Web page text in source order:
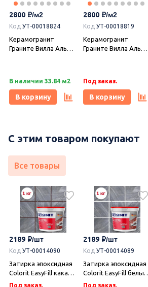
2800
Код УТ-00018824
Керамогранит
Граните Вилла Альба
Idalgo (Идальго)
В наличии 33.84 м2
В корзину
2800
Код УТ-00018819
Керамогранит
Граните Вилла Альба
Idalgo (Идальго)
Под заказ.
В корзину
С этим товаром покупают
Все товары
2189
Код УТ-00014090
Затирка эпоксидная
Colorit EasyFill какао 1
кг, Плитонит
Под заказ.
2189
Код УТ-00014089
Затирка эпоксидная
Colorit EasyFill белый
1 кг, Плитонит
Под заказ.